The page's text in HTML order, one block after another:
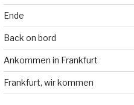
Ende
Back on bord
Ankommen in Frankfurt
Frankfurt, wir kommen